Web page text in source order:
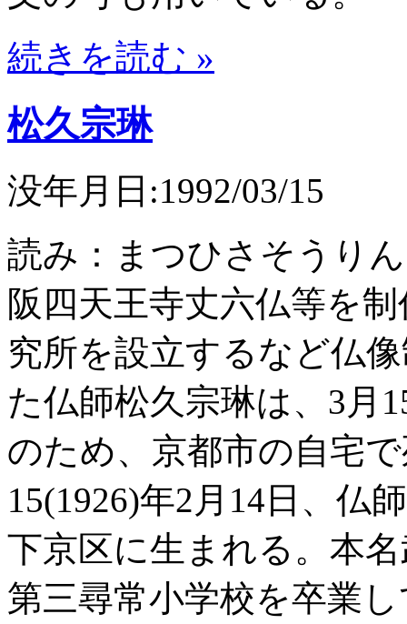
続きを読む »
松久宗琳
没年月日:1992/03/15
読み：まつひさそうり
阪四天王寺丈六仏等を
究所を設立するなど仏
た仏師松久宗琳は、3月
のため、京都市の自宅
15(1926)年2月14日、仏
下京区に生まれる。本
第三尋常小学校を卒業